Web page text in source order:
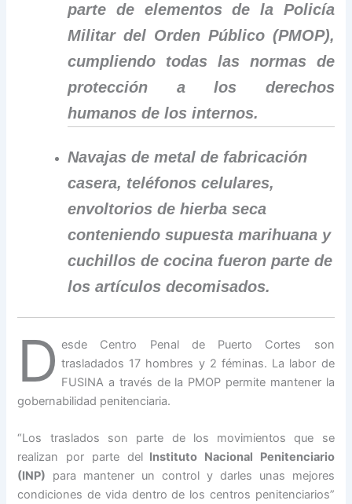
parte de elementos de la Policía
Militar del Orden Público (PMOP),
cumpliendo todas las normas de
protección a los derechos
humanos de los internos.
Navajas de metal de fabricación
casera, teléfonos celulares,
envoltorios de hierba seca
conteniendo supuesta marihuana y
cuchillos de cocina fueron parte de
los artículos decomisados.
D esde Centro Penal de Puerto Cortes son
trasladados 17 hombres y 2 féminas. La labor de
FUSINA a través de la PMOP permite mantener la
gobernabilidad penitenciaria.
“Los traslados son parte de los movimientos que se
realizan por parte delInstituto Nacional Penitenciario
(INP) para mantener un control y darles unas mejores
condiciones de vida dentro de los centros penitenciarios”